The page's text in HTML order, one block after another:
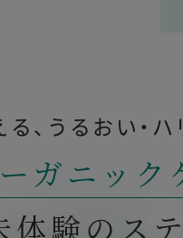
、うるおい・ハ
ガニッ
体験のス